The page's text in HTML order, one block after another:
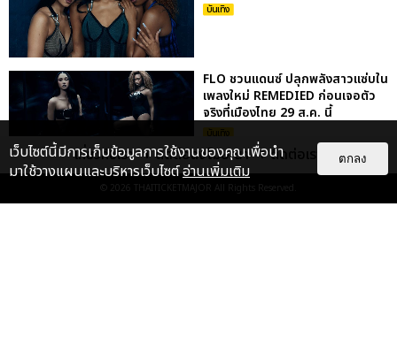
บันเทิง
FLO ชวนแดนซ์ ปลุกพลังสาวแซ่บใน
เพลงใหม่ REMEDIED ก่อนเจอตัว
จริงที่เมืองไทย 29 ส.ค. นี้
บันเทิง
เก็บตกภาพ NATORI กลับมาครั้งนี้
เกี่ยวกับเรา ติดต่อลงโฆษณา ติดต่อเรา
© 2026 THAITICKETMAJOR All Rights Reserved.
เว็บไซต์นี้มีการเก็บข้อมูลการใช้งานของคุณเพื่อนำ
มาใช้วางแผนและบริหารเว็บไซต์อ่านเพิ่มเติม
ตกลง